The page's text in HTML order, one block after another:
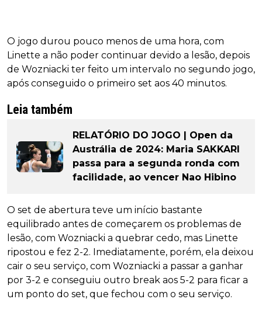
O jogo durou pouco menos de uma hora, com
Linette a não poder continuar devido a lesão, depois
de Wozniacki ter feito um intervalo no segundo jogo,
após conseguido o primeiro set aos 40 minutos.
Leia também
RELATÓRIO DO JOGO | Open da
Austrália de 2024: Maria SAKKARI
passa para a segunda ronda com
facilidade, ao vencer Nao Hibino
O set de abertura teve um início bastante
equilibrado antes de começarem os problemas de
lesão, com Wozniacki a quebrar cedo, mas Linette
ripostou e fez 2-2. Imediatamente, porém, ela deixou
cair o seu serviço, com Wozniacki a passar a ganhar
por 3-2 e conseguiu outro break aos 5-2 para ficar a
um ponto do set, que fechou com o seu serviço.